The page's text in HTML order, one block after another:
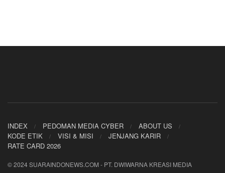
INDEX PEDOMAN MEDIA CYBER
ABOUT US
KODE ETIK
VISI & MISI
JENJANG KARIR
RATE CARD 2026
© 2024 SUARAINDONEWS.COM - PT. DWIWARNA KREASI MEDIA